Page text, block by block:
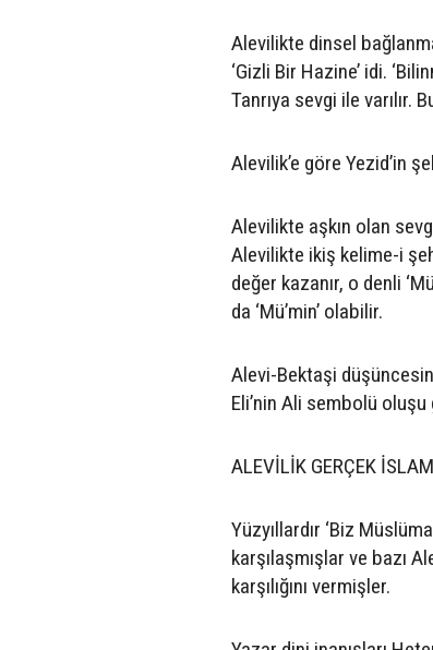
Alevilikte dinsel
‘Gizli Bir Hazine’ idi.
Tanrıya sevgi ile varılır.
Alevilik’e göre Yezid’in
Alevilikte aşkın olan
Alevilikte ikiş kelime-i
değer kazanır, o denli
da ‘Mü’min’ olabilir.
Alevi-Bektaşi
Eli’nin Ali sembolü oluşu
ALEVİLİK GERÇEK
Yüzyıllardır ‘Biz
karşılaşmışlar ve bazı
karşılığını vermişler.